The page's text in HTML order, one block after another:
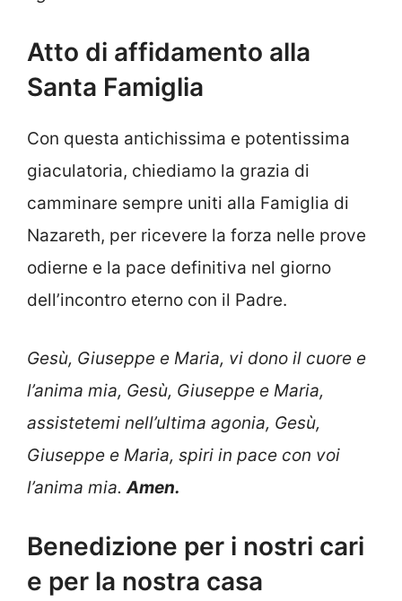
Atto di affidamento alla
Santa Famiglia
Con questa antichissima e potentissima
giaculatoria, chiediamo la grazia di
camminare sempre uniti alla Famiglia di
Nazareth, per ricevere la forza nelle prove
odierne e la pace definitiva nel giorno
dell’incontro eterno con il Padre.
Gesù, Giuseppe e Maria, vi dono il cuore e
l’anima mia, Gesù, Giuseppe e Maria,
assistetemi nell’ultima agonia, Gesù,
Giuseppe e Maria, spiri in pace con voi
l’anima mia.Amen.
Benedizione per i nostri cari
e per la nostra casa